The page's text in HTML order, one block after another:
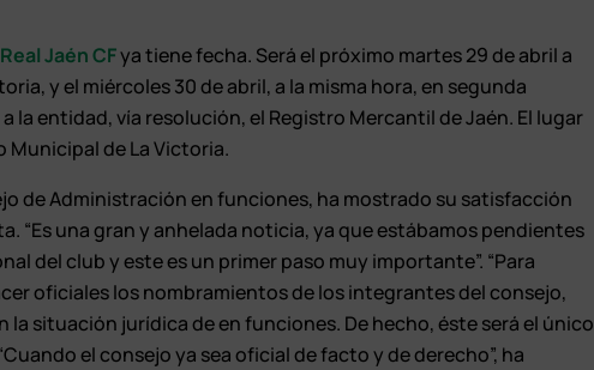
Real Jaén CFya tiene fecha. Será el próximo martes 29 de abril a
y el miércoles 30 de abril, a la misma hora, en segunda
la entidad, vía resolución, el Registro Mercantil de Jaén. El lugar
Municipal de La Victoria.
de Administración en funciones, ha mostrado su satisfacción
“Es una gran y anhelada noticia, ya que estábamos pendientes
del club y este es un primer paso muy importante”. “Para
oficiales los nombramientos de los integrantes del consejo,
la situación jurídica de en funciones. De hecho, éste será el único
el consejo ya sea oficial de facto y de derecho”, ha